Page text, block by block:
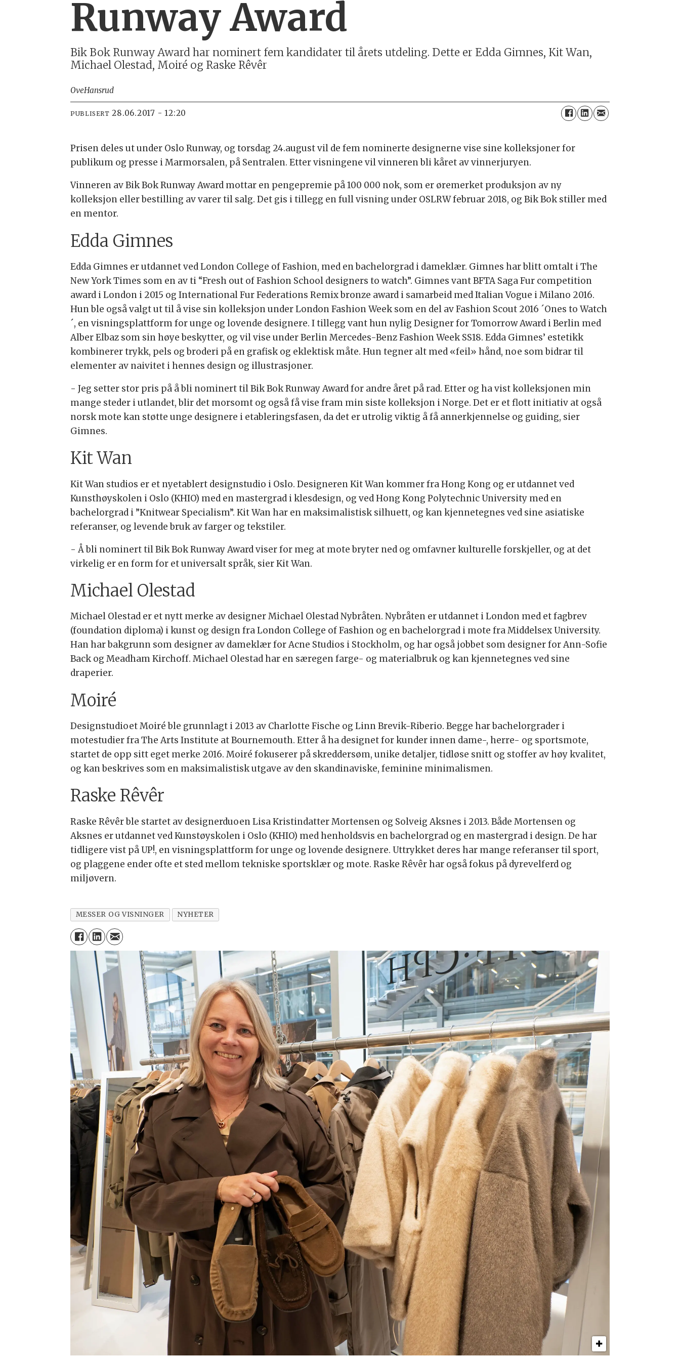
Runway Award
Bik Bok Runway Award har nominert fem kandidater til årets utdeling. Dette er Edda Gimnes, Kit Wan,
Michael Olestad, Moiré og Raske Rêvêr
OveHansrud
PUBLISERT 28.06.2017 - 12:20
Prisen deles ut under Oslo Runway, og torsdag 24.august vil de fem nominerte designerne vise sine kolleksjoner for
publikum og presse i Marmorsalen, på Sentralen. Etter visningene vil vinneren bli kåret av vinnerjuryen.
Vinneren av Bik Bok Runway Award mottar en pengepremie på 100 000 nok, som er øremerket produksjon av ny
kolleksjon eller bestilling av varer til salg. Det gis i tillegg en full visning under OSLRW februar 2018, og Bik Bok stiller med
en mentor.
Edda Gimnes
Edda Gimnes er utdannet ved London College of Fashion, med en bachelorgrad i dameklær. Gimnes har blitt omtalt i The
New York Times som en av ti “Fresh out of Fashion School designers to watch”. Gimnes vant BFTA Saga Fur competition
award i London i 2015 og International Fur Federations Remix bronze award i samarbeid med Italian Vogue i Milano 2016.
Hun ble også valgt ut til å vise sin kolleksjon under London Fashion Week som en del av Fashion Scout 2016 ´Ones to Watch
´, en visningsplattform for unge og lovende designere. I tillegg vant hun nylig Designer for Tomorrow Award i Berlin med
Alber Elbaz som sin høye beskytter, og vil vise under Berlin Mercedes-Benz Fashion Week SS18. Edda Gimnes’ estetikk
kombinerer trykk, pels og broderi på en grafisk og eklektisk måte. Hun tegner alt med «feil» hånd, noe som bidrar til
elementer av naivitet i hennes design og illustrasjoner.
- Jeg setter stor pris på å bli nominert til Bik Bok Runway Award for andre året på rad. Etter og ha vist kolleksjonen min
mange steder i utlandet, blir det morsomt og også få vise fram min siste kolleksjon i Norge. Det er et flott initiativ at også
norsk mote kan støtte unge designere i etableringsfasen, da det er utrolig viktig å få annerkjennelse og guiding, sier
Gimnes.
Kit Wan
Kit Wan studios er et nyetablert designstudio i Oslo. Designeren Kit Wan kommer fra Hong Kong og er utdannet ved
Kunsthøyskolen i Oslo (KHIO) med en mastergrad i klesdesign, og ved Hong Kong Polytechnic University med en
bachelorgrad i ”Knitwear Specialism”. Kit Wan har en maksimalistisk silhuett, og kan kjennetegnes ved sine asiatiske
referanser, og levende bruk av farger og tekstiler.
- Å bli nominert til Bik Bok Runway Award viser for meg at mote bryter ned og omfavner kulturelle forskjeller, og at det
virkelig er en form for et universalt språk, sier Kit Wan.
Michael Olestad
Michael Olestad er et nytt merke av designer Michael Olestad Nybråten. Nybråten er utdannet i London med et fagbrev
(foundation diploma) i kunst og design fra London College of Fashion og en bachelorgrad i mote fra Middelsex University.
Han har bakgrunn som designer av dameklær for Acne Studios i Stockholm, og har også jobbet som designer for Ann-Sofie
Back og Meadham Kirchoff. Michael Olestad har en særegen farge- og materialbruk og kan kjennetegnes ved sine
draperier.
Moiré
Designstudioet Moiré ble grunnlagt i 2013 av Charlotte Fische og Linn Brevik-Riberio. Begge har bachelorgrader i
motestudier fra The Arts Institute at Bournemouth. Etter å ha designet for kunder innen dame-, herre- og sportsmote,
startet de opp sitt eget merke 2016. Moiré fokuserer på skreddersøm, unike detaljer, tidløse snitt og stoffer av høy kvalitet,
og kan beskrives som en maksimalistisk utgave av den skandinaviske, feminine minimalismen.
Raske Rêvêr
Raske Rêvêr ble startet av designerduoen Lisa Kristindatter Mortensen og Solveig Aksnes i 2013. Både Mortensen og
Aksnes er utdannet ved Kunstøyskolen i Oslo (KHIO) med henholdsvis en bachelorgrad og en mastergrad i design. De har
tidligere vist på UP!, en visningsplattform for unge og lovende designere. Uttrykket deres har mange referanser til sport,
og plaggene ender ofte et sted mellom tekniske sportsklær og mote. Raske Rêvêr har også fokus på dyrevelferd og
miljøvern.
MESSER OG VISNINGER NYHETER